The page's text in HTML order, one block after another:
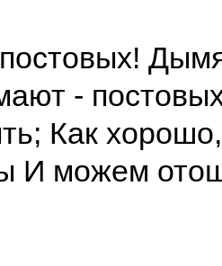
-
Как
И можем